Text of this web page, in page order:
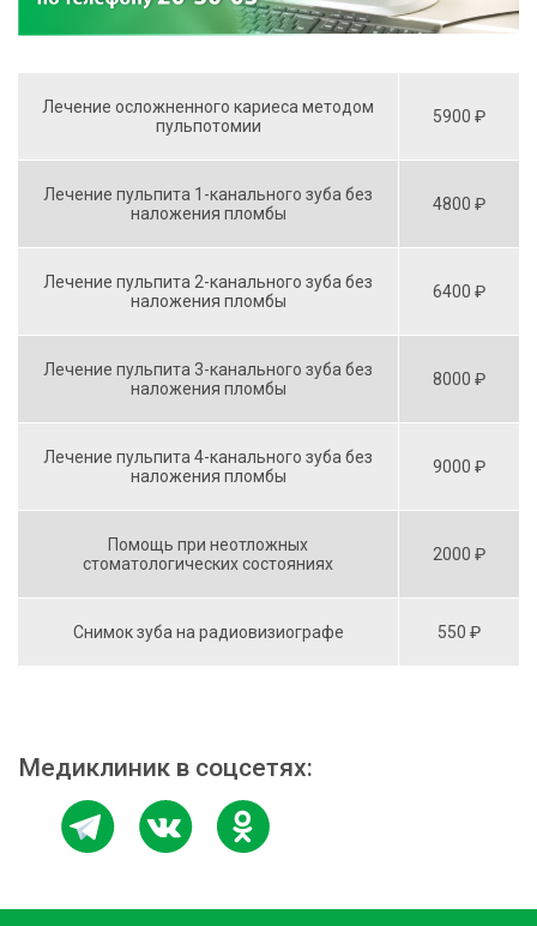
Лечение осложненного кариеса методом
пульпотомии
5900 ₽
Лечение пульпита 1-канального зуба без
наложения пломбы
4800 ₽
Лечение пульпита 2-канального зуба без
наложения пломбы
6400 ₽
Лечение пульпита 3-канального зуба без
наложения пломбы
8000 ₽
Лечение пульпита 4-канального зуба без
наложения пломбы
9000 ₽
Помощь при неотложных
стоматологических состояниях
2000 ₽
Снимок зуба на радиовизиографе 550 ₽
Медиклиник в соцсетях: